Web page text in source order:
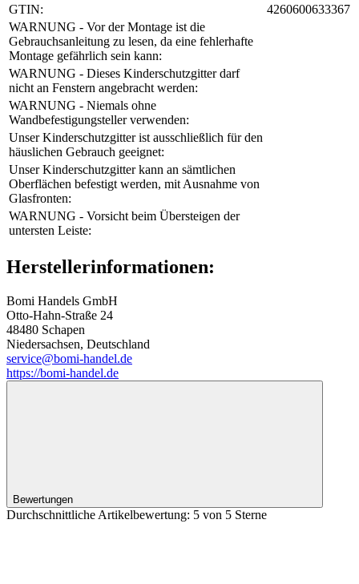
GTIN:
4260600633367
WARNUNG - Vor der Montage ist die
Gebrauchsanleitung zu lesen, da eine fehlerhafte
Montage gefährlich sein kann‍:
WARNUNG - Dieses Kinderschutzgitter darf
nicht an Fenstern angebracht werden‍:
WARNUNG - Niemals ohne
Wandbefestigungsteller verwenden‍:
Unser Kinderschutzgitter ist ausschließlich für den
häuslichen Gebrauch geeignet‍:
Unser Kinderschutzgitter kann an sämtlichen
Oberflächen befestigt werden, mit Ausnahme von
Glasfronten‍:
WARNUNG - Vorsicht beim Übersteigen der
untersten Leiste‍:
Herstellerinformationen:
Bomi Handels GmbH
Otto-Hahn-Straße 24
48480 Schapen
Niedersachsen, Deutschland
service@bomi-handel.de
https://bomi-handel.de
Bewertungen
Durchschnittliche Artikelbewertung: 5 von 5 Sterne